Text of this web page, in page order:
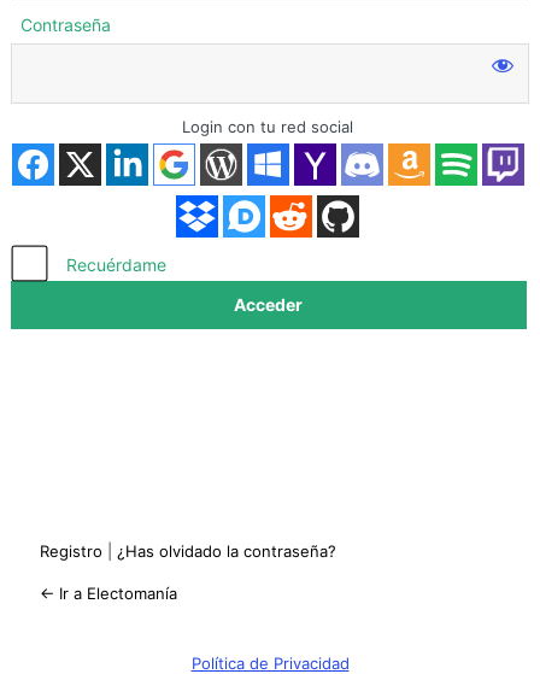
Acceder
Contraseña
Login con tu red social
Recuérdame
Registro ¿Has olvidado la contraseña?
← Ir a Electomanía
Política de Privacidad